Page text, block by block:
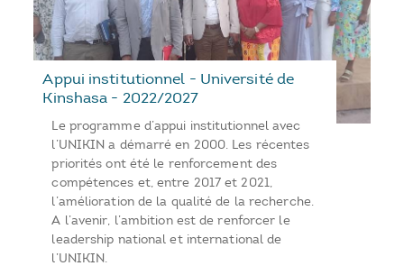
Appui institutionnel - Université de
Kinshasa - 2022/2027
Le programme d’appui institutionnel avec
l’UNIKIN a démarré en 2000. Les récentes
priorités ont été le renforcement des
compétences et, entre 2017 et 2021,
l’amélioration de la qualité de la recherche.
A l’avenir, l’ambition est de renforcer le
leadership national et international de
l’UNIKIN.